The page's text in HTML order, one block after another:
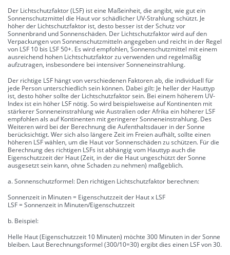
Der Lichtschutzfaktor (LSF) ist eine Maßeinheit, die angibt, wie gut ein
Sonnenschutzmittel die Haut vor schädlicher UV-Strahlung schützt. Je
höher der Lichtschutzfaktor ist, desto besser ist der Schutz vor
Sonnenbrand und Sonnenschäden. Der Lichtschutzfaktor wird auf den
Verpackungen von Sonnenschutzmitteln angegeben und reicht in der Regel
von LSF 10 bis LSF 50+. Es wird empfohlen, Sonnenschutzmittel mit einem
ausreichend hohen Lichtschutzfaktor zu verwenden und regelmäßig
aufzutragen, insbesondere bei intensiver Sonneneinstrahlung.
Der richtige LSF hängt von verschiedenen Faktoren ab, die individuell für
jede Person unterschiedlich sein können. Dabei gilt: Je heller der Hauttyp
ist, desto höher sollte der Lichtschutzfaktor sein. Bei einem höherem UV-
Index ist ein höher LSF nötig. So wird beispielsweise auf Kontinenten mit
stärkerer Sonneneinstrahlung wie Australien oder Afrika ein höherer LSF
empfohlen als auf Kontinenten mit geringerer Sonneneinstrahlung. Des
Weiteren wird bei der Berechnung die Aufenthaltsdauer in der Sonne
berücksichtigt. Wer sich also längere Zeit im Freien aufhält, sollte einen
höheren LSF wählen, um die Haut vor Sonnenschäden zu schützen. Für die
Berechnung des richtigen LSFs ist abhängig vom Hauttyp auch die
Eigenschutzzeit der Haut (Zeit, in der die Haut ungeschützt der Sonne
ausgesetzt sein kann, ohne Schaden zu nehmen) maßgeblich.
a. Sonnenschutzformel: Den richtigen Lichtschutzfaktor berechnen:
Sonnenzeit in Minuten = Eigenschutzzeit der Haut x LSF
LSF = Sonnenzeit in Minuten/Eigenschutzzeit
b. Beispiel:
Helle Haut (Eigenschutzzeit 10 Minuten) möchte 300 Minuten in der Sonne
bleiben. Laut Berechnungsformel (300/10=30) ergibt dies einen LSF von 30.